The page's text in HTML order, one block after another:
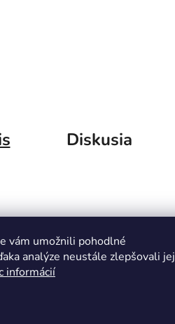
vám umožnili pohodlné
analýze neustále zlepšovali jej
informácií
Diskusia